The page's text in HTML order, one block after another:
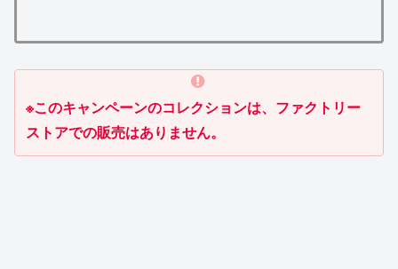
※このキャンペーンのコレクションは、ファクトリー
ストアでの販売はありません。